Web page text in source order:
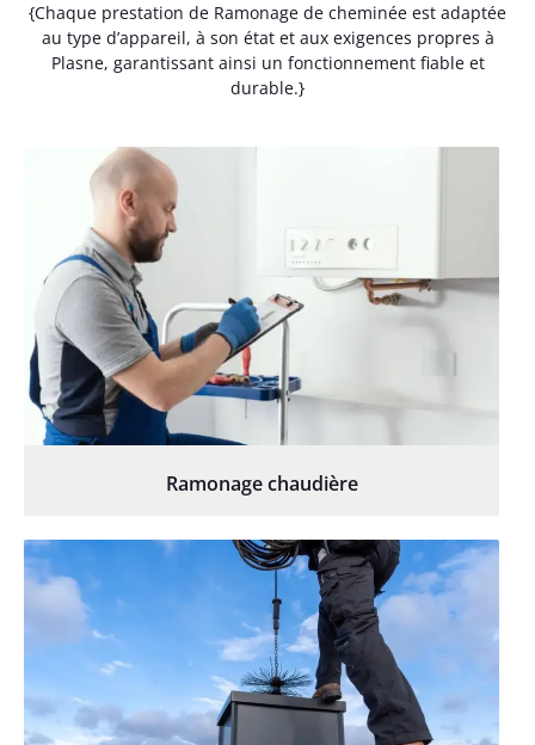
{Chaque prestation de Ramonage de cheminée est adaptée
au type d’appareil, à son état et aux exigences propres à
Plasne, garantissant ainsi un fonctionnement fiable et
durable.}
Ramonage chaudière